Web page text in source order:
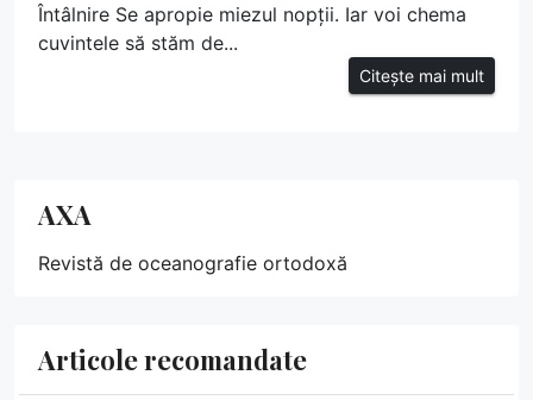
Întâlnire Se apropie miezul nopții. Iar voi chema
cuvintele să stăm de...
Citește mai mult
AXA
Revistă de oceanografie ortodoxă
Articole recomandate